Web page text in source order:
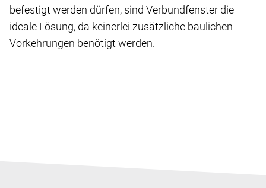
befestigt werden dürfen, sind Verbundfenster die
ideale Lösung, da keinerlei zusätzliche baulichen
Vorkehrungen benötigt werden.